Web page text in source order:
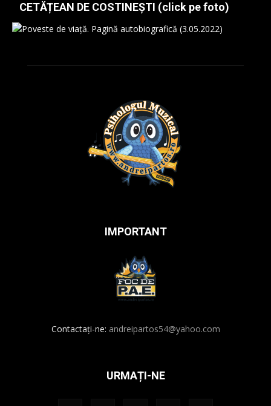
CETĂȚEAN DE COSTINEȘTI (click pe foto)
IMPORTANT
Contactați-ne: andreipartos54@yahoo.com
URMAȚI-NE